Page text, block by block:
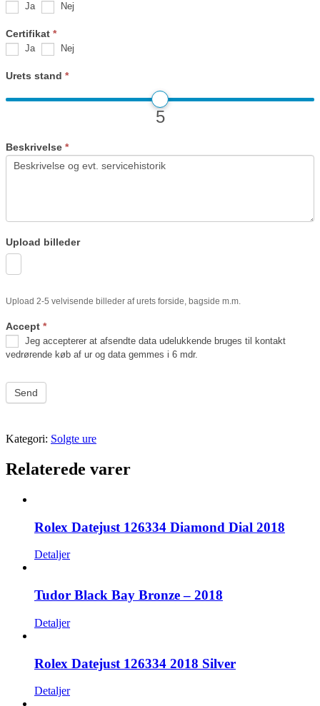
Ja Nej
Certifikat *
Ja Nej
Urets stand *
5
Beskrivelse *
Upload billeder
Upload 2-5 velvisende billeder af urets forside, bagside m.m.
Accept *
vedrørende køb af ur og data gemmes i 6 mdr.
Send
Kategori: Solgte ure
Relaterede varer
Rolex Datejust 126334 Diamond Dial 2018
Detaljer
Tudor Black Bay Bronze – 2018
Detaljer
Rolex Datejust 126334 2018 Silver
Detaljer